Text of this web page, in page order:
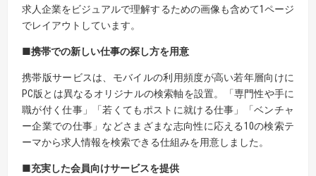
求人企業をビジュアルで理解するための画像も含めて1ページ
でレイアウトしています。
■携帯での新しい仕事の探し方を用意
携帯版サービスは、モバイルの利用頻度が高い若年層向けに
PC版とは異なるオリジナルの検索軸を設置。「専門性や手に
職が付く仕事」「若くてもポストに就ける仕事」「ベンチャ
ー企業での仕事」などさまざまな志向性に応える10の検索テ
ーマから求人情報を検索できる仕組みを用意しました。
■充実した会員向けサービスを提供